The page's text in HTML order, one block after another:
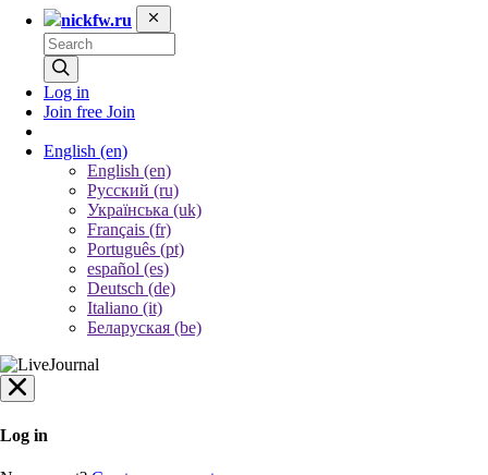
nickfw.ru
Log in
Join free Join
English (en)
English (en)
Русский (ru)
Українська (uk)
Français (fr)
Português (pt)
español (es)
Deutsch (de)
Italiano (it)
Беларуская (be)
Log in